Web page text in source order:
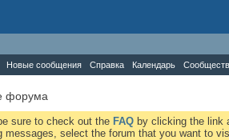
Новые сообщения Справка Календарь
форума
sure to check out the FAQ by clicking the link
messages, select the forum that you want to